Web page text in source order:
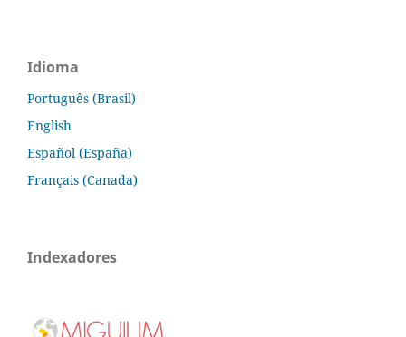
Idioma
Português (Brasil)
English
Español (España)
Français (Canada)
Indexadores